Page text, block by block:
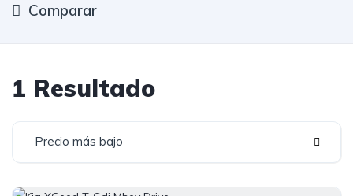
Comparar
1 Resultado
Precio más bajo